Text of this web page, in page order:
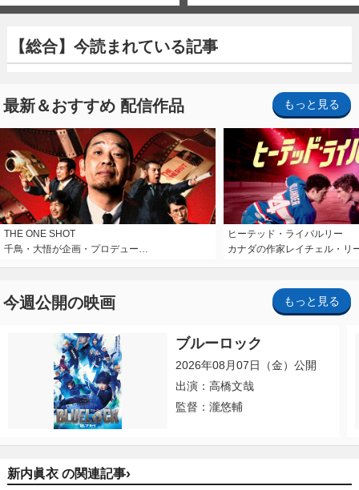
【総合】今読まれている記事
最新＆おすすめ 配信作品 もっと見る
THE ONE SHOT
千鳥・大悟が企画・プロデュー…
ヒーテッド・ライバルリー
カナダの作家レイチェル・リ
今週公開の映画 もっと見る
ブルーロック
2026年08月07日（金）公開
出演：高橋文哉
監督：瀧悠輔
新内眞衣 の関連記事›